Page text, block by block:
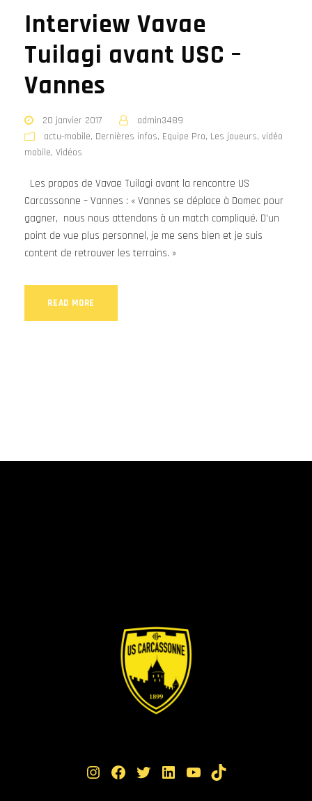
Interview Vavae
Tuilagi avant USC –
Vannes
20 janvier 2017
admin3489
actu-mobile, Dernières infos, Equipe Pro, Les joueurs, vidéo
mobile, Vidéos
Les propos de Vavae Tuilagi avant la rencontre US
Carcassonne – Vannes : « Vannes se déplace à Domec pour
gagner, nous nous attendons à un match compliqué. D’un
point de vue plus personnel, je me sens bien et je suis
content de retrouver les terrains. »
READ MORE
Instagram Facebook Twitter LinkedIn YouTube TikTok